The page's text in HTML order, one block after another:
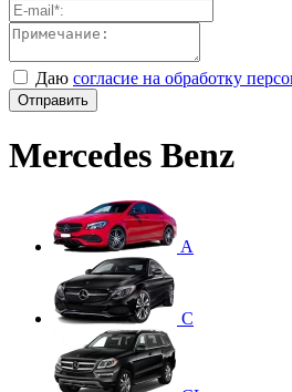
Даю согласие на обработку
Отправить
Mercedes Benz
A
C